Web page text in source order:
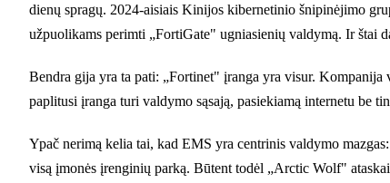
dienų spragų. 2024-aisiais Kinijos kibernetinio šnipinėjimo
užpuolikams perimti „FortiGate" ugniasienių valdymą. Ir štai
Bendra gija yra ta pati: „Fortinet" įranga yra visur.
paplitusi įranga turi valdymo sąsają, pasiekiamą internetu be
Ypač nerimą kelia tai, kad EMS yra centrinis valdymo
visą įmonės įrenginių parką. Būtent todėl „Arctic Wolf"